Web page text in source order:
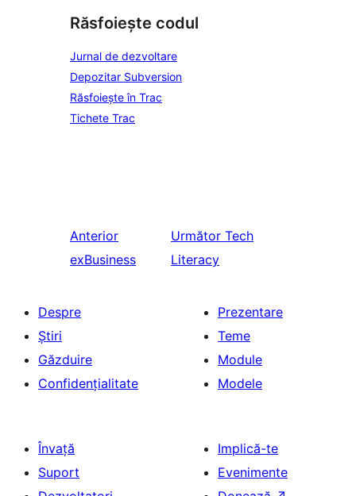
Răsfoiește codul
Jurnal de dezvoltare
Depozitar Subversion
Răsfoiește în Trac
Tichete Trac
Anterior
exBusiness
Următor Tech
Literacy
Despre
Știri
Găzduire
Confidențialitate
Prezentare
Teme
Module
Modele
Învață
Suport
Implică-te
Evenimente